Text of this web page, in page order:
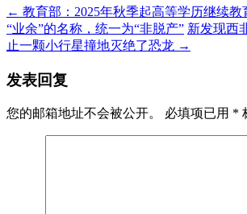
← 教育部：2025年秋季起高等学历继续教
“业余”的名称，统一为“非脱产” 新发现西
止一颗小行星撞地灭绝了恐龙 →
发表回复
您的邮箱地址不会被公开。 必填项已用 *